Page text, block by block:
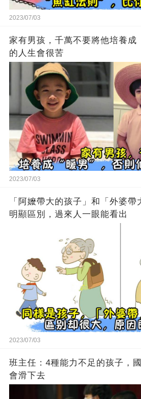
2023/07/03
家有男孩，千萬不要將他培養成
的人生會很苦
2023/07/03
「阿嬤帶大的孩子」和「外婆
明顯區別，過來人一眼能看出
2023/07/03
班主任：4種能力不足的孩子，
會滑下去